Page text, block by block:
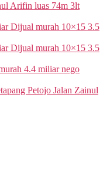
Arifin luas 74m 3lt
Dijual murah 10×15 3.5
Dijual murah 10×15 3.5
4.4 miliar nego
Petojo Jalan Zainul